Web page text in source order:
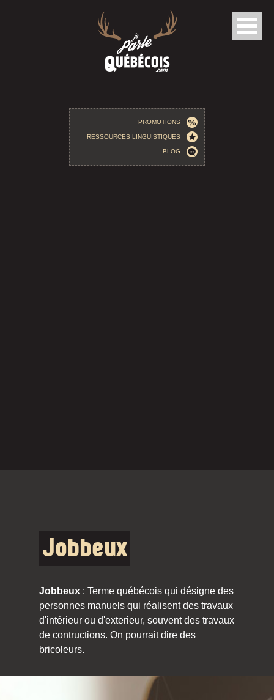
PROMOTIONS
RESSOURCES LINGUISTIQUES
BLOG
Jobbeux
Jobbeux : Terme québécois qui désigne des
personnes manuels qui réalisent des travaux
d'intérieur ou d'exterieur, souvent des travaux
de contructions. On pourrait dire des
bricoleurs.